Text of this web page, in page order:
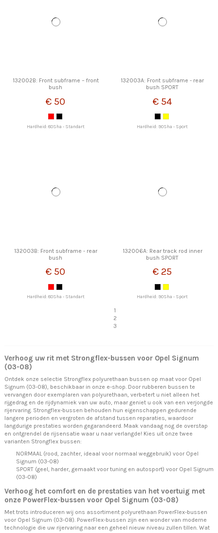
132002B: Front subframe – front
bush
€ 50
Hardheid: 80Sha - Standart
132003A: Front subframe - rear
bush SPORT
€ 54
Hardheid: 90Sha - Sport
132003B: Front subframe - rear
bush
€ 50
Hardheid: 80Sha - Standart
132006A: Rear track rod inner
bush SPORT
€ 25
Hardheid: 90Sha - Sport
1
2
3
Verhoog uw rit met Strongflex-bussen voor Opel Signum
(03-08)
Ontdek onze selectie Strongflex polyurethaan bussen op maat voor Opel
Signum (03-08), beschikbaar in onze e-shop. Door rubberen bussen te
vervangen door exemplaren van polyurethaan, verbetert u niet alleen het
rijgedrag en de rijdynamiek van uw auto, maar geniet u ook van een verjongde
rijervaring. Strongflex-bussen behouden hun eigenschappen gedurende
langere perioden en vergroten de afstand tussen reparaties, waardoor
langdurige prestaties worden gegarandeerd. Maak vandaag nog de overstap
en ontgrendel de rijsensatie waar u naar verlangde! Kies uit onze twee
varianten Strongflex bussen:
NORMAAL (rood, zachter, ideaal voor normaal weggebruik) voor Opel
Signum (03-08)
SPORT (geel, harder, gemaakt voor tuning en autosport) voor Opel Signum
(03-08)
Verhoog het comfort en de prestaties van het voertuig met
onze PowerFlex-bussen voor Opel Signum (03-08)
Met trots introduceren wij ons assortiment polyurethaan PowerFlex-bussen
voor Opel Signum (03-08). PowerFlex-bussen zijn een wonder van moderne
technologie die uw rijervaring naar een geheel nieuw niveau zullen tillen. Wat